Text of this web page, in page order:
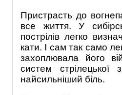
Пристрасть до
все життя. У
пострілів легко
кати. І сам так само
захоплювала його
систем стрілецької
найсильніший біль.